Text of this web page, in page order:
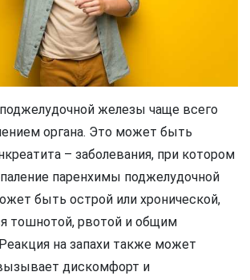
железы чаще всего
органа. Это может быть
– заболевания, при котором
паренхимы поджелудочной
быть острой или хронической,
тошнотой, рвотой и общим
на запахи также может
дискомфорт и